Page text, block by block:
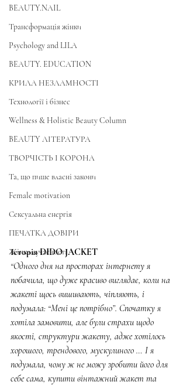
BEAUTY.NAIL
Трансформація жінки
Psychology and LILA
BEAUTY. EDUCATION
КРИЛА НЕЗЛАМНОСТІ
Технології і бізнес
Wellness & Holistic Beauty Column
BEAUTY ЛІТЕРАТУРА
ТВОРЧІСТЬ І КОРОНА
Та, що пише власні закони
Female motivation
Сексуальна енергія
ПЕЧАТКА ДОВІРИ
Жінка сучасності
Історія DIDO JACKET
“Одного дня на просторах інтернету я
побачила, що дуже красиво виглядає, коли на
жакеті щось вишивають, чіпляють, і
подумала: “Мені це потрібно”. Спочатку я
хотіла замовити, але були страхи щодо
якості, структури жакету, адже хотілось
хорошого, трендового, мускулиного … І я
подумала, чому ж не можу зробити його для
себе сама, купити вінтажний жакет та